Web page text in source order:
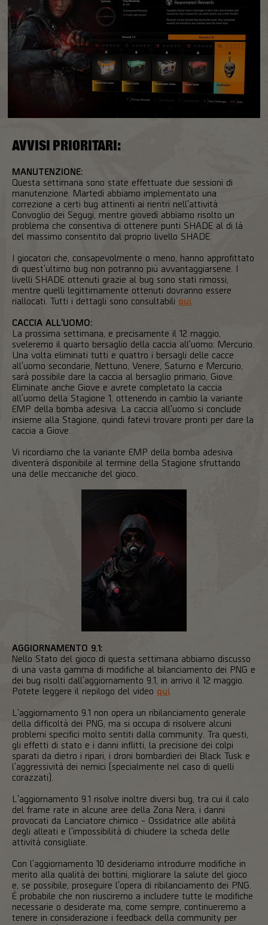
AVVISI PRIORITARI:
MANUTENZIONE:
Questa settimana sono state effettuate due sessioni di
manutenzione. Martedì abbiamo implementato una
correzione a certi bug attinenti ai rientri nell'attività
Convoglio dei Segugi, mentre giovedì abbiamo risolto un
problema che consentiva di ottenere punti SHADE al di là
del massimo consentito dal proprio livello SHADE.
I giocatori che, consapevolmente o meno, hanno approfittato
di quest'ultimo bug non potranno più avvantaggiarsene. I
livelli SHADE ottenuti grazie al bug sono stati rimossi,
mentre quelli legittimamente ottenuti dovranno essere
riallocati. Tutti i dettagli sono consultabili qui
CACCIA ALL'UOMO:
La prossima settimana, e precisamente il 12 maggio,
sveleremo il quarto bersaglio della caccia all'uomo: Mercurio.
Una volta eliminati tutti e quattro i bersagli delle cacce
all'uomo secondarie, Nettuno, Venere, Saturno e Mercurio,
sarà possibile dare la caccia al bersaglio primario, Giove.
Eliminate anche Giove e avrete completato la caccia
all'uomo della Stagione 1, ottenendo in cambio la variante
EMP della bomba adesiva. La caccia all'uomo si conclude
insieme alla Stagione, quindi fatevi trovare pronti per dare la
caccia a Giove.
Vi ricordiamo che la variante EMP della bomba adesiva
diventerà disponibile al termine della Stagione sfruttando
una delle meccaniche del gioco.
AGGIORNAMENTO 9.1:
Nello Stato del gioco di questa settimana abbiamo discusso
di una vasta gamma di modifiche al bilanciamento dei PNG e
dei bug risolti dall'aggiornamento 9.1, in arrivo il 12 maggio.
Potete leggere il riepilogo del video qui
L'aggiornamento 9.1 non opera un ribilanciamento generale
della difficoltà dei PNG, ma si occupa di risolvere alcuni
problemi specifici molto sentiti dalla community. Tra questi,
gli effetti di stato e i danni inflitti, la precisione dei colpi
sparati da dietro i ripari, i droni bombardieri dei Black Tusk e
l'aggressività dei nemici (specialmente nel caso di quelli
corazzati).
L'aggiornamento 9.1 risolve inoltre diversi bug, tra cui il calo
del frame rate in alcune aree della Zona Nera, i danni
provocati da Lanciatore chimico - Ossidatrice alle abilità
degli alleati e l'impossibilità di chiudere la scheda delle
attività consigliate.
Con l'aggiornamento 10 desideriamo introdurre modifiche in
merito alla qualità dei bottini, migliorare la salute del gioco
e, se possibile, proseguire l'opera di ribilanciamento dei PNG.
È probabile che non riusciremo a includere tutte le modifiche
necessarie o desiderate ma, come sempre, continueremo a
tenere in considerazione i feedback della community per